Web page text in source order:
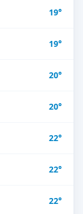
19°
19°
20°
20°
22°
22°
22°